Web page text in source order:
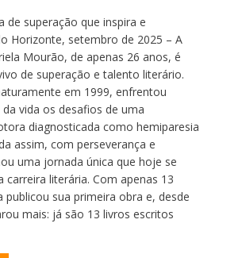
de superação que inspira e
Horizonte, setembro de 2025 – A
Mourão, de apenas 26 anos, é
de superação e talento literário.
em 1999, enfrentou
vida os desafios de uma
diagnosticada como hemiparesia
assim, com perseverança e
uma jornada única que hoje se
carreira literária. Com apenas 13
publicou sua primeira obra e, desde
mais: já são 13 livros escritos